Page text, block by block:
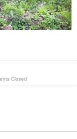
Closed